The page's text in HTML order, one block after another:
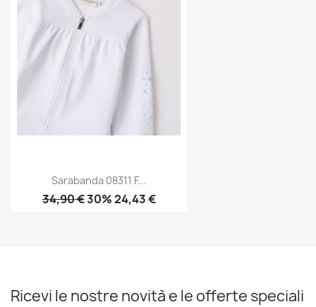
Sarabanda 08311 F...
34,90 €30% 24,43 €
Ricevi le nostre novità e le offerte speciali